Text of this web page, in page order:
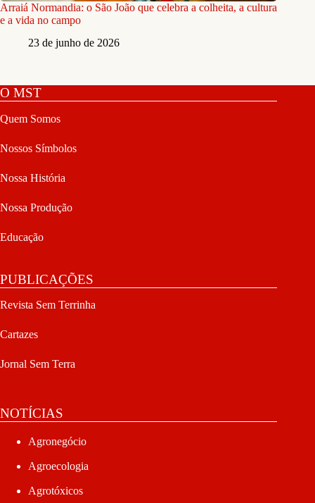
Arraiá Normandia: o São João que celebra a colheita, a cultura
e a vida no campo
23 de junho de 2026
O MST
Quem Somos
Nossos Símbolos
Nossa História
Nossa Produção
Educação
PUBLICAÇÕES
Revista Sem Terrinha
Cartazes
Jornal Sem Terra
NOTÍCIAS
Agronegócio
Agroecologia
Agrotóxicos